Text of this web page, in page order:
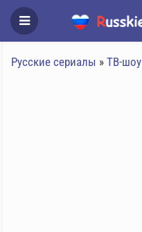
Русские сериалы » ТВ-шоу